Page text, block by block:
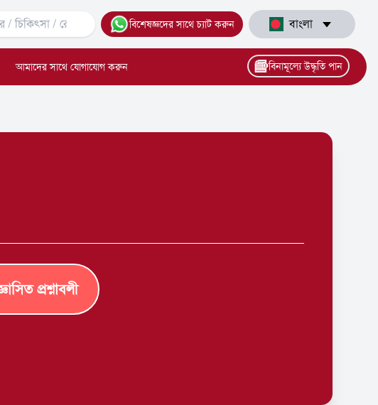
বিশেষজ্ঞদের সাথে চ্যাট করুন বাংলা
আমাদের সাথে যোগাযোগ করুন বিনামূল্যে উদ্ধৃতি পান
প্রশ্নাবলী